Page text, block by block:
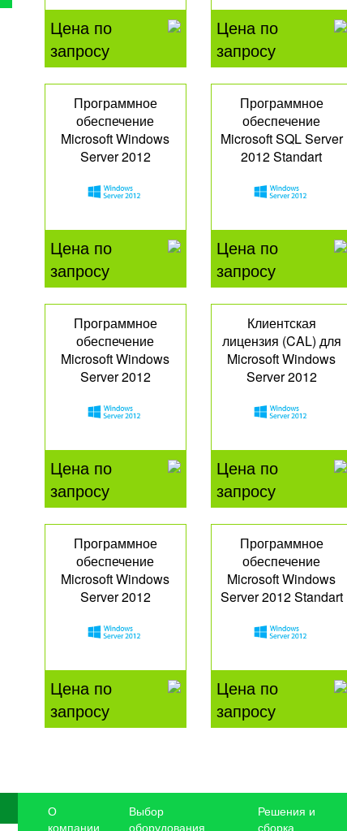
Цена по
запросу
Цена по
запросу
Программное
обеспечение
Microsoft Windows
Server 2012
P71-07785
Цена по
запросу
Программное
обеспечение
Microsoft SQL Server
2012 Standart
Цена по
запросу
Программное
обеспечение
Microsoft Windows
Server 2012
P71-07723
Цена по
запросу
Клиентская
лицензия (CAL) для
Microsoft Windows
Server 2012
Цена по
запросу
Программное
обеспечение
Microsoft Windows
Server 2012
P71-06796
Цена по
запросу
Программное
обеспечение
Microsoft Windows
Server 2012 Standart
Цена по
запросу
О
компании
Выбор
оборудования
Решения и
сборка